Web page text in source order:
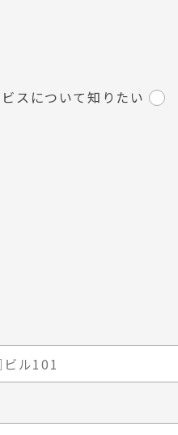
スについて知りたい